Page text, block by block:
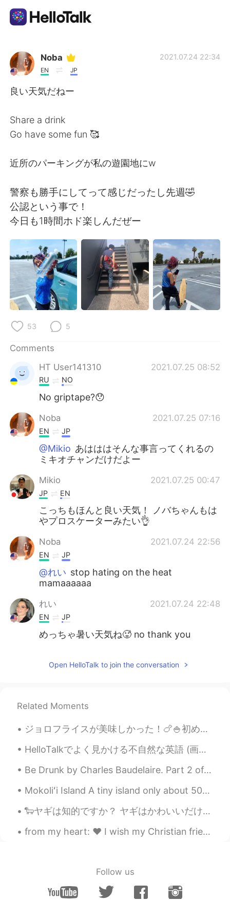
Language Exchange App
Français
Русский ไทย
Indonesia Italiano
Türkçe Tiếng Việt
Noba
EN JP
2021.07.24 22:34
良い天気だねー
Share a drink
Go have some fun 🥰
近所のパーキングが私の遊園地にw
警察も勝手にしてって感じだったし先週🤣
公認という事で！
今日も1時間ホド楽しんだぜー
53 5
Comments
HT User141310
2021.07.25 08:52
RU NO
No griptape?😯
Noba 2021.07.25 07:16
EN JP
@Mikio あはははそんな事言ってくれるの
ミキオチャンだけだよー
Mikio 2021.07.25 00:47
JP EN
こっちもほんと良い天気！ ノバちゃんもは
やプロスケーターみたい👌
Noba 2021.07.24 22:56
EN JP
@れい stop hating on the heat
mamaaaaaa
れい 2021.07.24 22:48
EN JP
めっちゃ暑い天気ね🥵 no thank you
Open HelloTalk to join the conversation
Related Moments
ジョロフライスが美味しかった！🍗🍚初めて！ 味はクミン風だった。チキンはパリパリだったから、美味しかった！はトマト🍅 と一緒に炊きたった。 It was my first time havi...
HelloTalkでよく見かける不自然な英語 (画像や文章の内容について聞く時の) What do you mean?❌🙅 ----------------------------------...
Be Drunk by Charles Baudelaire. Part 2 of 2. And if sometimes, on the steps of a palace or th...
Mokoliʻi Island A tiny island only about 500 yards away from land, but accessible only by small b...
🐑ヤギは知的ですか？ ヤギはかわいいだけでなく、ややコミカルなだけでなく、驚くべきことに、インテリジェントで新しい研究の発見です。 ヤギは有蹄動物と呼ばれる哺乳類の多様なグループのメンバーで...
from my heart: ❤️ I wish my Christian friends & their families a merry and joyful Christmas 🎄 ❤️...
Follow us